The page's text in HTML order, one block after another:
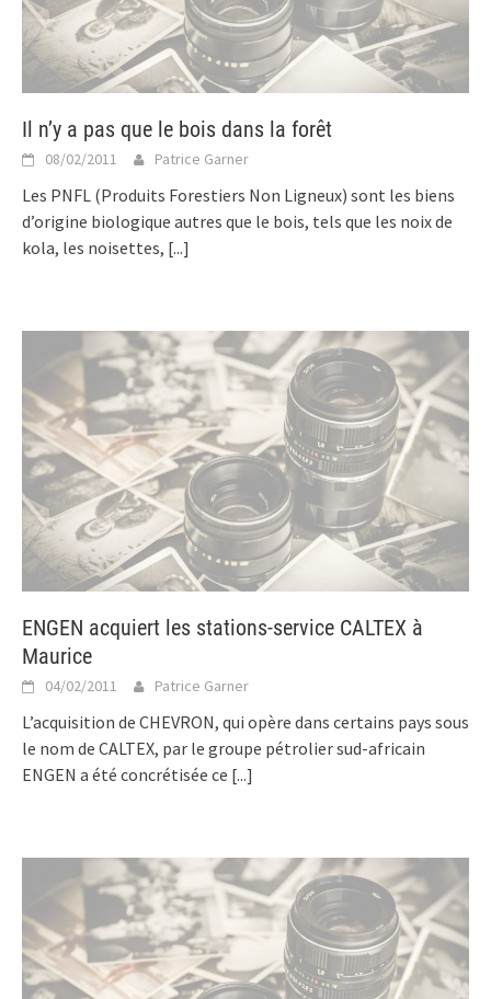
Il n’y a pas que le bois dans la forêt
08/02/2011 Patrice Garner
Les PNFL (Produits Forestiers Non Ligneux) sont les biens
d’origine biologique autres que le bois, tels que les noix de
kola, les noisettes, [...]
ENGEN acquiert les stations-service CALTEX à
Maurice
04/02/2011 Patrice Garner
L’acquisition de CHEVRON, qui opère dans certains pays sous
le nom de CALTEX, par le groupe pétrolier sud-africain
ENGEN a été concrétisée ce [...]